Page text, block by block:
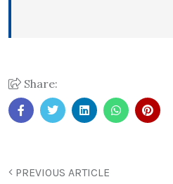
Share:
PREVIOUS ARTICLE